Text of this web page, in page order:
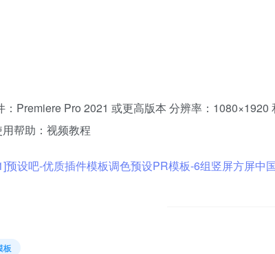
：Premiere Pro 2021 或更高版本 分辨率：
帮助：视频教程
板